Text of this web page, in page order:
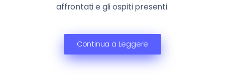
affrontati e gli ospiti presenti.
Continua a Leggere